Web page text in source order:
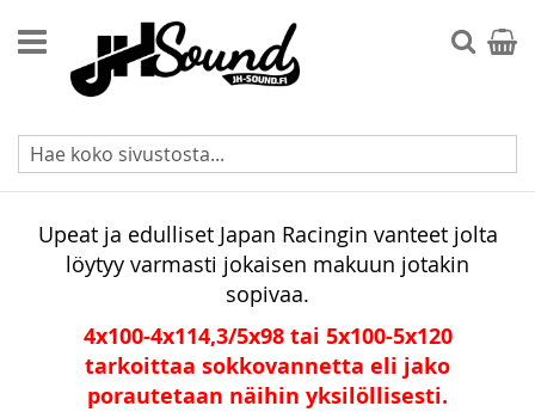
to
Content
Japan Racing
Upeat ja edulliset Japan Racingin vanteet jolta
löytyy varmasti jokaisen makuun jotakin
sopivaa.
4x100-4x114,3/5x98 tai 5x100-5x120
tarkoittaa sokkovannetta eli jako
porautetaan näihin yksilöllisesti.